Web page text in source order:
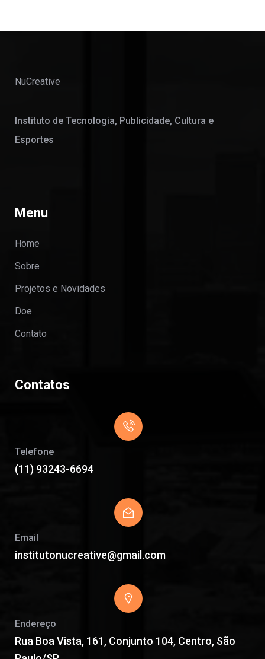
NuCreative
Instituto de Tecnologia, Publicidade, Cultura e
Esportes
Menu
Home
Sobre
Projetos e Novidades
Doe
Contato
Contatos
Telefone
(11) 93243-6694
Email
institutonucreative@gmail.com
Endereço
Rua Boa Vista, 161, Conjunto 104, Centro, São